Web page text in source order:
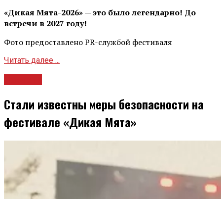
«Дикая Мята-2026» — это было легендарно! До
встречи в 2027 году!
Фото предоставлено PR-службой фестиваля
Читать далее ...
Стали известны меры безопасности на
фестивале «Дикая Мята»